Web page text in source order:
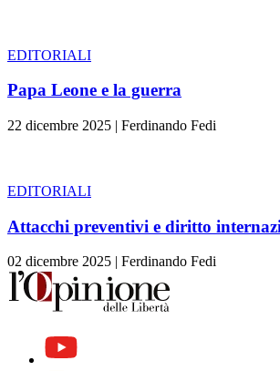
EDITORIALI
Papa Leone e la guerra
22 dicembre 2025 | Ferdinando Fedi
EDITORIALI
Attacchi preventivi e diritto
02 dicembre 2025 | Ferdinando Fedi